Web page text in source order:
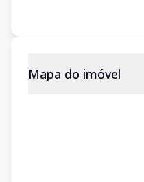
Mapa do imóvel